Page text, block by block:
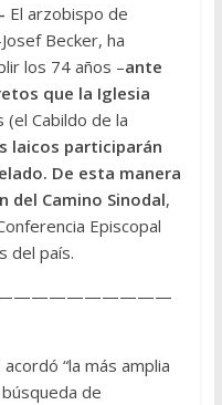
El arzobispo de
Becker, ha
los 74 años –ante
que la Iglesia
(el Cabildo de la
laicos participarán
De esta manera
del Camino Sinodal,
Episcopal
del país.
“la más amplia
de